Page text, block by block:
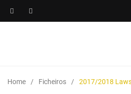
Home Ficheiros 2017/2018